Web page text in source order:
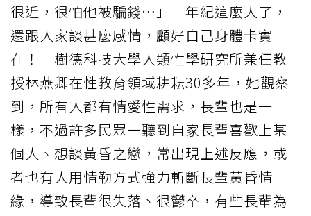
很近，很怕他被騙錢…」「年紀這麼大了，
還跟人家談甚麼感情，顧好自己身體卡實
在！」樹德科技大學人類性學研究所兼任教
授林燕卿在性教育領域耕耘30多年，她觀察
到，所有人都有情愛性需求，長輩也是一
樣，不過許多民眾一聽到自家長輩喜歡上某
個人、想談黃昏之戀，常出現上述反應，或
者也有人用情勒方式強力斬斷長輩黃昏情
緣，導致長輩很失落、很鬱卒，有些長輩為